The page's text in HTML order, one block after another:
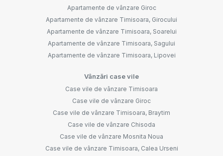
Apartamente de vânzare Giroc
Apartamente de vânzare Timisoara, Girocului
Apartamente de vânzare Timisoara, Soarelui
Apartamente de vânzare Timisoara, Sagului
Apartamente de vânzare Timisoara, Lipovei
Vânzări case vile
Case vile de vânzare Timisoara
Case vile de vânzare Giroc
Case vile de vânzare Timisoara, Braytim
Case vile de vânzare Chisoda
Case vile de vânzare Mosnita Noua
Case vile de vânzare Timisoara, Calea Urseni